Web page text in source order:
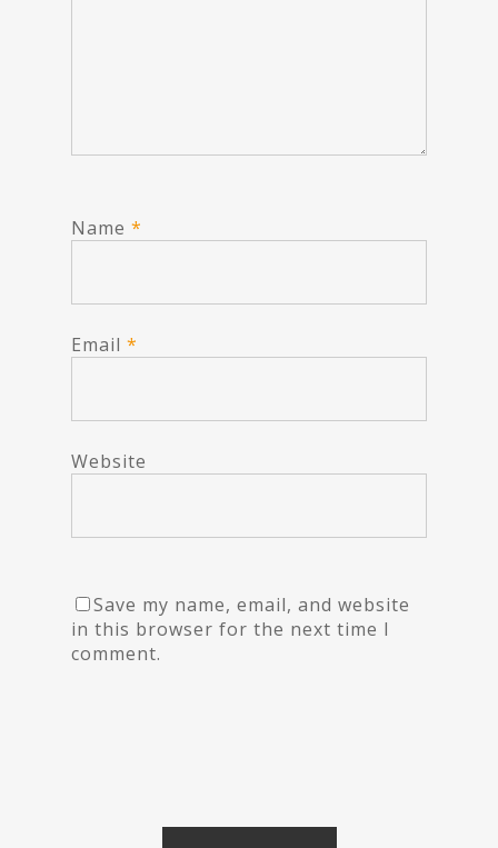
Name *
Email *
Website
Save my name, email, and website
in this browser for the next time I
comment.